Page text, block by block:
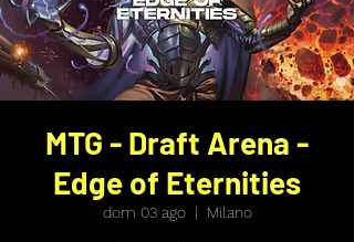
MTG - Draft Arena -
Edge of Eternities
dom 03 ago
  |
Milano